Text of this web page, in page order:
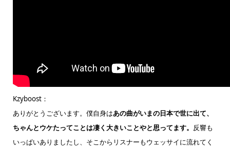
Kzyboost：
ありがとうございます。僕自身はあの曲がいまの日本で世に出て、
ちゃんとウケたってことは凄く大きいことやと思ってます。 反響も
いっぱいありましたし、そこからリスナーもウェッサイに流れてく